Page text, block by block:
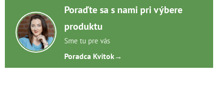
Poraďte sa s nami pri výbere
produktu
Sme tu pre vás
Poradca Kvitok→